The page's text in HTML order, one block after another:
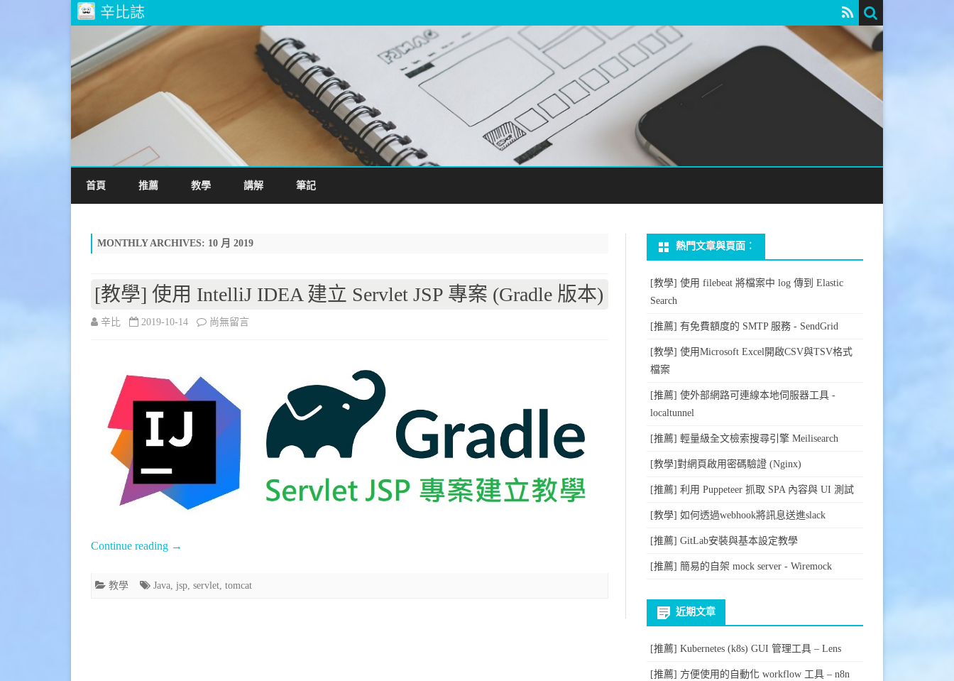
辛比誌
首頁 推薦 教學 講解 筆記
MONTHLY ARCHIVES: 10 月 2019
[教學] 使用 IntelliJ IDEA 建立 Servlet JSP 專案 (Gradle 版本)
辛比 2019-10-14 在
使
建
尚無留言
Continue reading →
教學 Java, jsp, servlet, tomcat
熱門文章與頁面︰
[教學] 使用 filebeat 將檔案中 log 傳到 Elastic
Search
[推薦] 有免費額度的 SMTP 服務 - SendGrid
[教學] 使用Microsoft Excel開啟CSV與TSV格式
檔案
[推薦] 使外部網路可連線本地伺服器工具 -
localtunnel
[推薦] 輕量級全文檢索搜尋引擎 Meilisearch
[教學]對網頁啟用密碼驗證 (Nginx)
[推薦] 利用 Puppeteer 抓取 SPA 內容與 UI 測試
[教學] 如何透過webhook將訊息送進slack
[推薦] GitLab安裝與基本設定教學
[推薦] 簡易的自架 mock server - Wiremock
近期文章
[推薦] Kubernetes (k8s) GUI 管理工具 – Lens
[推薦] 方便使用的自動化 workflow 工具 – n8n